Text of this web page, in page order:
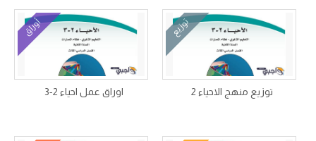
توزيع
توزيع منهج الاحياء 2
أوراق
اوراق عمل احياء 2-3